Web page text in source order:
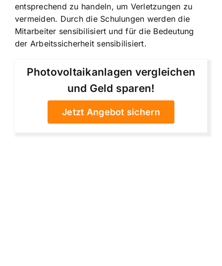
entsprechend zu handeln, um Verletzungen zu
vermeiden. Durch die Schulungen werden die
Mitarbeiter sensibilisiert und für die Bedeutung
der Arbeitssicherheit sensibilisiert.
Photovoltaikanlagen vergleichen
und Geld sparen!
Jetzt Angebot sichern